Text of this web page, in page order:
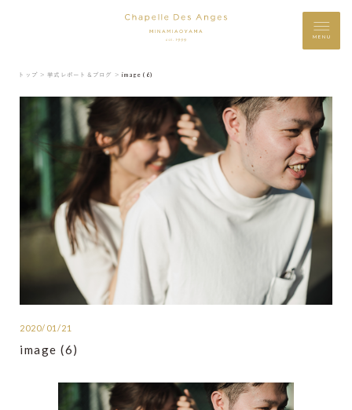
MENU
トップ ＞ 挙式レポート＆ブログ ＞ image (6)
2020/01/21
image (6)